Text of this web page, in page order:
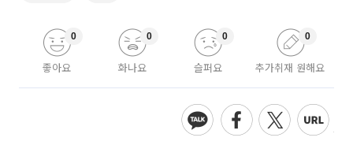
좋아요
0
화나요
0
슬퍼요
0
추가취재 원해요
0